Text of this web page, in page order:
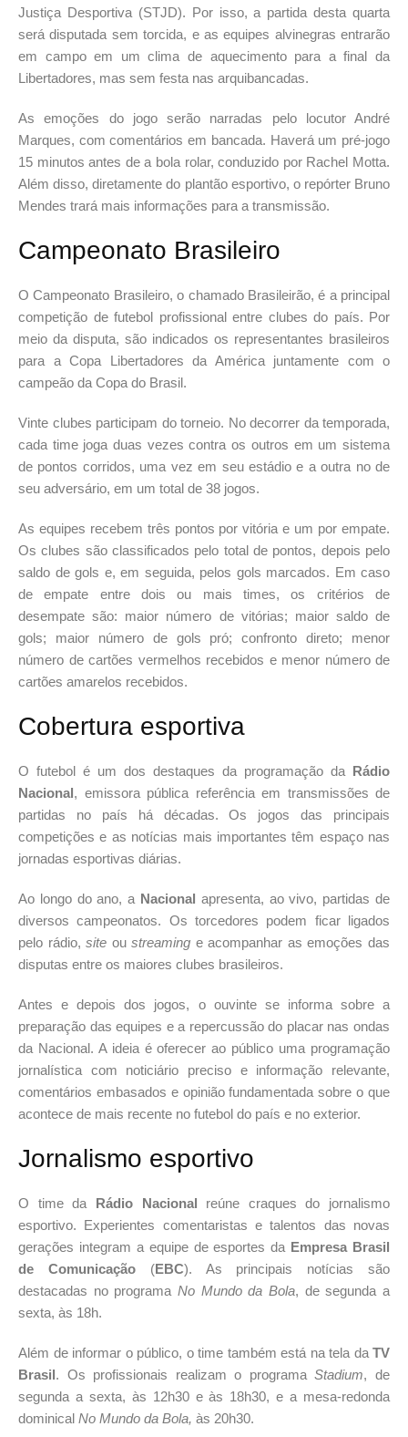
Justiça Desportiva (STJD). Por isso, a partida desta quarta
será disputada sem torcida, e as equipes alvinegras entrarão
em campo em um clima de aquecimento para a final da
Libertadores, mas sem festa nas arquibancadas.
As emoções do jogo serão narradas pelo locutor André
Marques, com comentários em bancada. Haverá um pré-jogo
15 minutos antes de a bola rolar, conduzido por Rachel Motta.
Além disso, diretamente do plantão esportivo, o repórter Bruno
Mendes trará mais informações para a transmissão.
Campeonato Brasileiro
O Campeonato Brasileiro, o chamado Brasileirão, é a principal
competição de futebol profissional entre clubes do país. Por
meio da disputa, são indicados os representantes brasileiros
para a Copa Libertadores da América juntamente com o
campeão da Copa do Brasil.
Vinte clubes participam do torneio. No decorrer da temporada,
cada time joga duas vezes contra os outros em um sistema
de pontos corridos, uma vez em seu estádio e a outra no de
seu adversário, em um total de 38 jogos.
As equipes recebem três pontos por vitória e um por empate.
Os clubes são classificados pelo total de pontos, depois pelo
saldo de gols e, em seguida, pelos gols marcados. Em caso
de empate entre dois ou mais times, os critérios de
desempate são: maior número de vitórias; maior saldo de
gols; maior número de gols pró; confronto direto; menor
número de cartões vermelhos recebidos e menor número de
cartões amarelos recebidos.
Cobertura esportiva
O futebol é um dos destaques da programação da Rádio
Nacional, emissora pública referência em transmissões de
partidas no país há décadas. Os jogos das principais
competições e as notícias mais importantes têm espaço nas
jornadas esportivas diárias.
Ao longo do ano, a Nacional apresenta, ao vivo, partidas de
diversos campeonatos. Os torcedores podem ficar ligados
pelo rádio,site oustreaming e acompanhar as emoções das
disputas entre os maiores clubes brasileiros.
Antes e depois dos jogos, o ouvinte se informa sobre a
preparação das equipes e a repercussão do placar nas ondas
da Nacional. A ideia é oferecer ao público uma programação
jornalística com noticiário preciso e informação relevante,
comentários embasados e opinião fundamentada sobre o que
acontece de mais recente no futebol do país e no exterior.
Jornalismo esportivo
O time da Rádio Nacional reúne craques do jornalismo
esportivo. Experientes comentaristas e talentos das novas
gerações integram a equipe de esportes da Empresa Brasil
de Comunicação (EBC). As principais notícias são
destacadas no programa No Mundo da Bola, de segunda a
sexta, às 18h.
Além de informar o público, o time também está na tela da TV
Brasil. Os profissionais realizam o programaStadium, de
segunda a sexta, às 12h30 e às 18h30, e a mesa-redonda
dominical No Mundo da Bola, às 20h30.